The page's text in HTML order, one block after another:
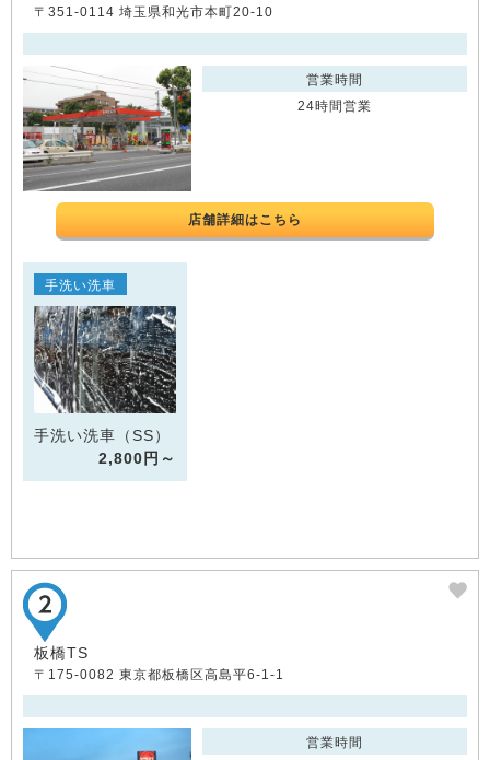
〒351-0114 埼玉県和光市本町20-10
営業時間
24時間営業
店舗詳細はこちら
手洗い洗車
手洗い洗車（SS）
2,800円～
板橋TS
〒175-0082 東京都板橋区高島平6-1-1
営業時間